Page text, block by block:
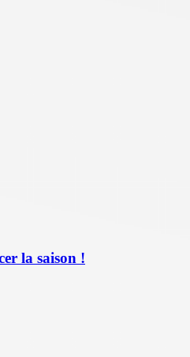
la saison !